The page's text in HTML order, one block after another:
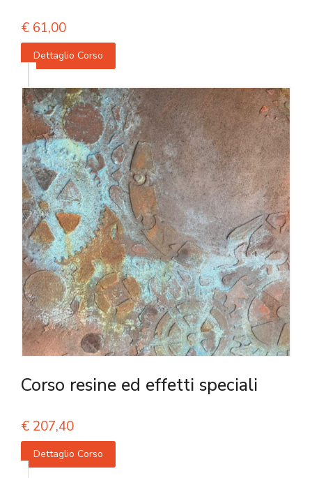
€ 61,00
Dettaglio Corso
Corso resine ed effetti speciali
€ 207,40
Dettaglio Corso